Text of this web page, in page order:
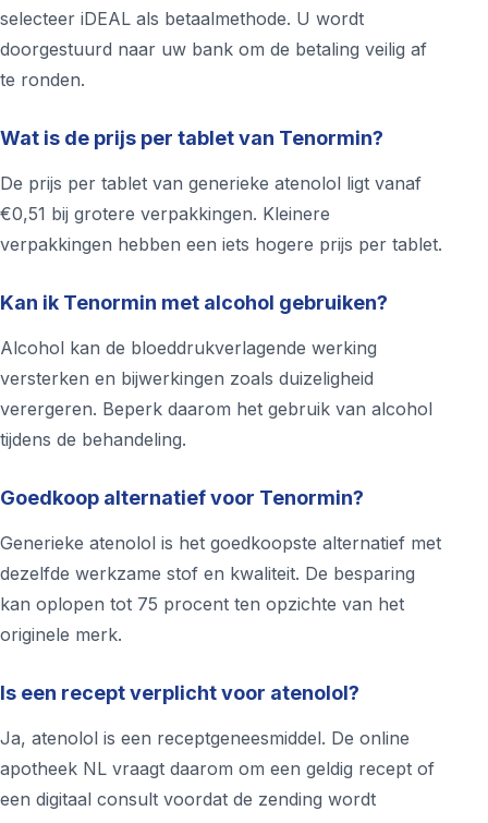
selecteer iDEAL als betaalmethode. U wordt
doorgestuurd naar uw bank om de betaling veilig af
te ronden.
Wat is de prijs per tablet van Tenormin?
De prijs per tablet van generieke atenolol ligt vanaf
€0,51 bij grotere verpakkingen. Kleinere
verpakkingen hebben een iets hogere prijs per tablet.
Kan ik Tenormin met alcohol gebruiken?
Alcohol kan de bloeddrukverlagende werking
versterken en bijwerkingen zoals duizeligheid
verergeren. Beperk daarom het gebruik van alcohol
tijdens de behandeling.
Goedkoop alternatief voor Tenormin?
Generieke atenolol is het goedkoopste alternatief met
dezelfde werkzame stof en kwaliteit. De besparing
kan oplopen tot 75 procent ten opzichte van het
originele merk.
Is een recept verplicht voor atenolol?
Ja, atenolol is een receptgeneesmiddel. De online
apotheek NL vraagt daarom om een geldig recept of
een digitaal consult voordat de zending wordt